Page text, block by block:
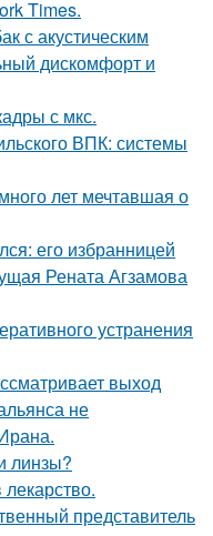
Times.
с акустическим
дискомфорт и
с мкс.
ВПК: системы
лет мечтавшая о
его избранницей
Рената Агзамова
устранения
выход
не
линзы?
представитель